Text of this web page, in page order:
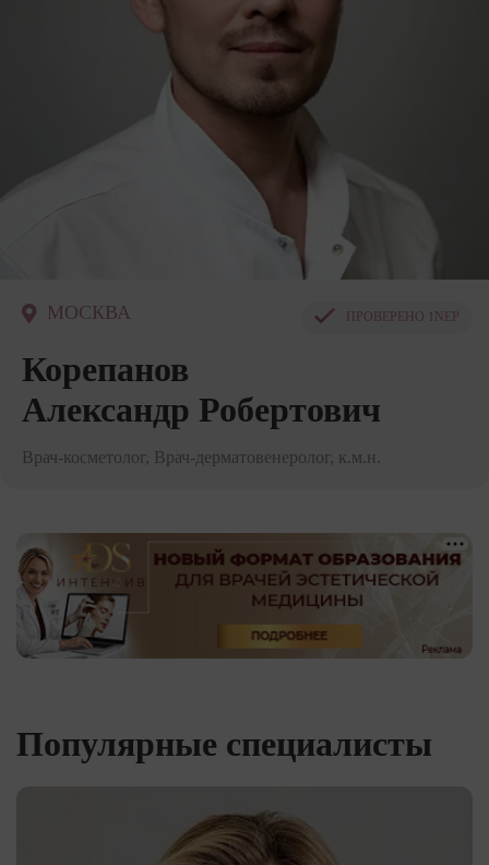
МОСКВА ПРОВЕРЕНО 1NEP
Корепанов
Александр Робертович
Врач-косметолог, Врач-дерматовенеролог, к.м.н.
Популярные специалисты